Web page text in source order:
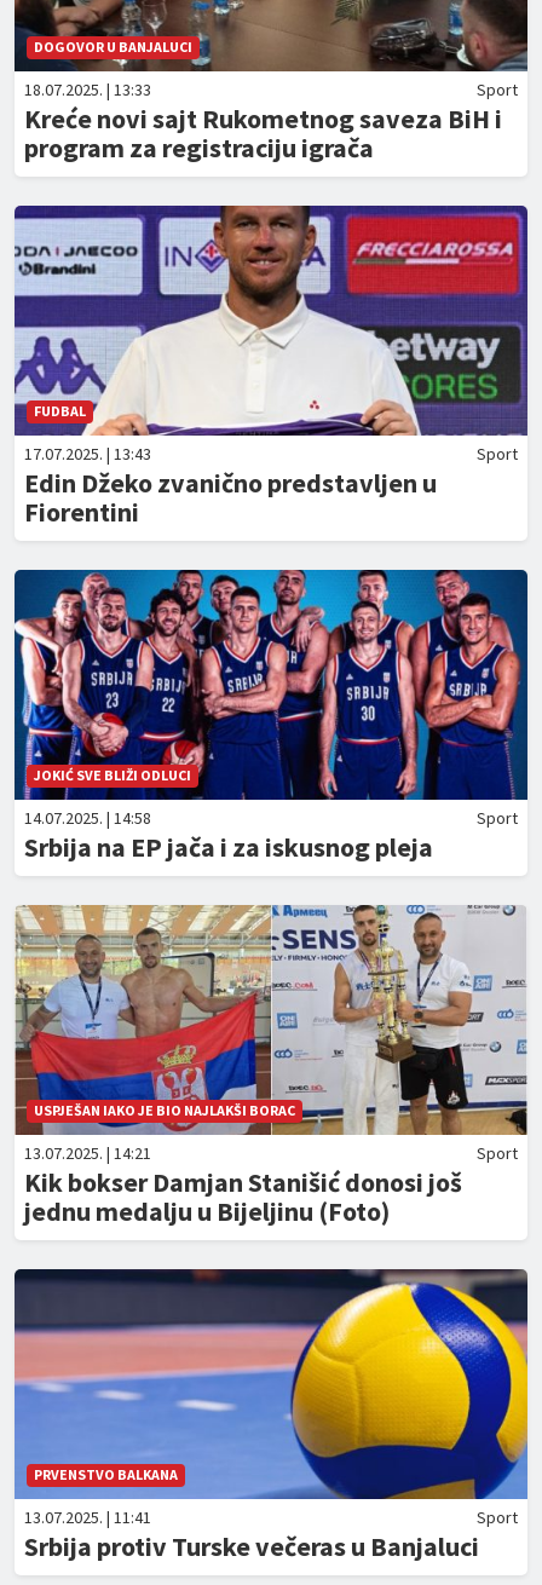
DOGOVOR U BANJALUCI
18.07.2025. | 13:33 Sport
Kreće novi sajt Rukometnog saveza BiH i
program za registraciju igrača
FUDBAL
17.07.2025. | 13:43 Sport
Edin Džeko zvanično predstavljen u
Fiorentini
JOKIĆ SVE BLIŽI ODLUCI
14.07.2025. | 14:58 Sport
Srbija na EP jača i za iskusnog pleja
USPJEŠAN IAKO JE BIO NAJLAKŠI BORAC
13.07.2025. | 14:21 Sport
Kik bokser Damjan Stanišić donosi još
jednu medalju u Bijeljinu (Foto)
PRVENSTVO BALKANA
13.07.2025. | 11:41 Sport
Srbija protiv Turske večeras u Banjaluci